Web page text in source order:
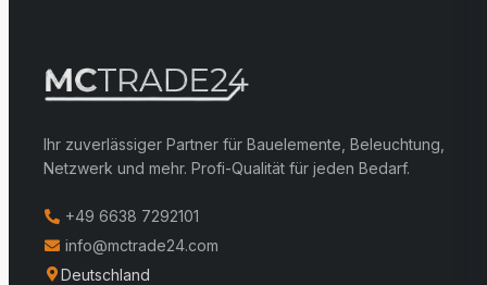
Ihr zuverlässiger Partner für Bauelemente, Beleuchtung,
Netzwerk und mehr. Profi-Qualität für jeden Bedarf.
+49 6638 7292101
info@mctrade24.com
Deutschland